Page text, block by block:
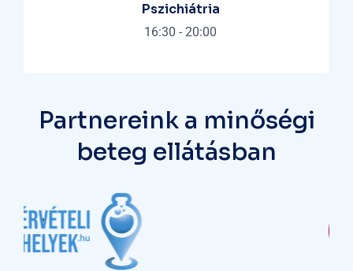
Pszichiátria
16:30 - 20:00
Partnereink a minőségi
beteg ellátásban